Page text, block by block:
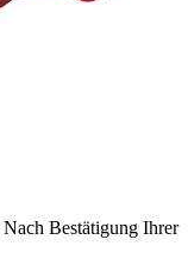
Nach Bestätigung Ihrer